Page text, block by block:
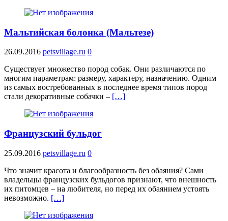
Мальтийская болонка (Мальтезе)
26.09.2016 petsvillage.ru 0
Существует множество пород собак. Они различаются по
многим параметрам: размеру, характеру, назначению. Одним
из самых востребованных в последнее время типов пород
стали декоративные собачки – […]
Французский бульдог
25.09.2016 petsvillage.ru 0
Что значит красота и благообразность без обаяния? Сами
владельцы французских бульдогов признают, что внешность
их питомцев – на любителя, но перед их обаянием устоять
невозможно. […]